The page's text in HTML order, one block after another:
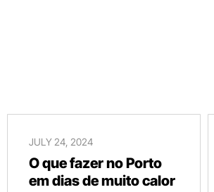
JULY 24, 2024
O que fazer no Porto
em dias de muito calor